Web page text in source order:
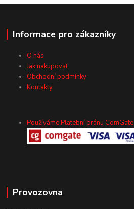
Informace pro zákazníky
O nás
Jak nakupovat
Obchodní podmínky
Kontakty
Používáme Platební bránu ComGate
Provozovna